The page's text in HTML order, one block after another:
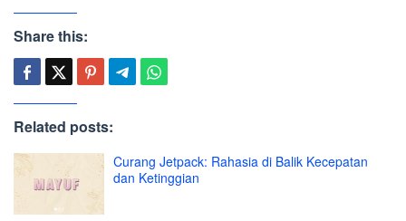
Share this:
Related posts:
Curang Jetpack: Rahasia di Balik Kecepatan
dan Ketinggian